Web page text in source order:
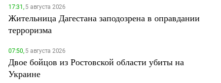
17:31,5 августа 2026
Жительница Дагестана заподозрена в оправдании
терроризма
07:50,5 августа 2026
Двое бойцов из Ростовской области убиты на
Украине